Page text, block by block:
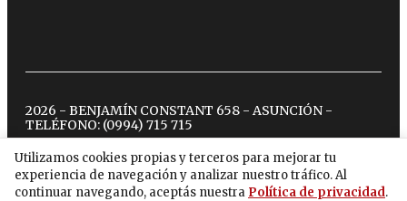
Utilizamos cookies propias y terceros para mejorar tu
experiencia de navegación y analizar nuestro tráfico. Al
continuar navegando, aceptás nuestra Política de privacidad.
2026 - BENJAMÍN CONSTANT 658 - ASUNCIÓN -
TELÉFONO: (0994) 715 715
twitterinstagram
facebook
tiktokyoutubespotify